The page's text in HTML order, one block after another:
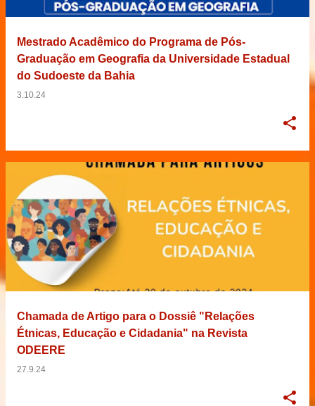
Mestrado Acadêmico do Programa de Pós-
Graduação em Geografia da Universidade Estadual
do Sudoeste da Bahia
3.10.24
Chamada de Artigo para o Dossiê "Relações
Étnicas, Educação e Cidadania" na Revista
ODEERE
27.9.24